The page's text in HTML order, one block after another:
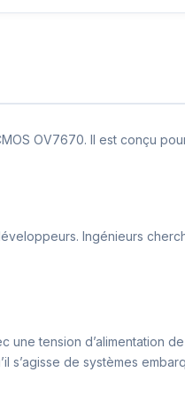
OV7670. Il est conçu
Ingénieurs
tension d’alimentation
s’agisse de systèmes